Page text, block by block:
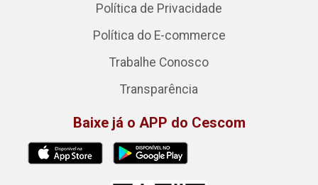
Política de Privacidade
Política do E-commerce
Trabalhe Conosco
Transparência
Baixe já o APP do Cescom